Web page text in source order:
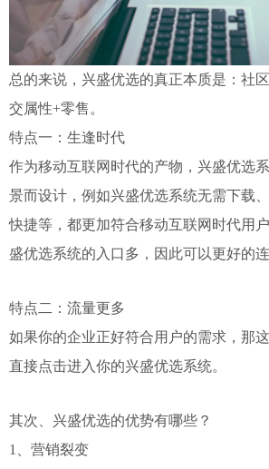
总的来说，兴盛优选的真正本质是：社
交属性+零售。
特点一：生逢时代
作为移动互联网时代的产物，兴盛优选
景而设计，例如兴盛优选系统无需下载
快捷等，都更加符合移动互联网时代用
盛优选系统的入口多，因此可以更好的连
特点二：流量更多
如果你的企业正好符合用户的需求，那
直接点击进入你的兴盛优选系统。
其次、兴盛优选的优势有哪些？
1、营销裂变